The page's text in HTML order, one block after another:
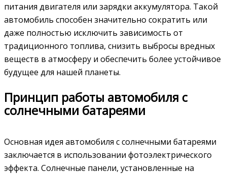
питания двигателя или зарядки аккумулятора. Такой
автомобиль способен значительно сократить или
даже полностью исключить зависимость от
традиционного топлива, снизить выбросы вредных
веществ в атмосферу и обеспечить более устойчивое
будущее для нашей планеты.
Принцип работы автомобиля с
солнечными батареями
Основная идея автомобиля с солнечными батареями
заключается в использовании фотоэлектрического
эффекта. Солнечные панели, установленные на